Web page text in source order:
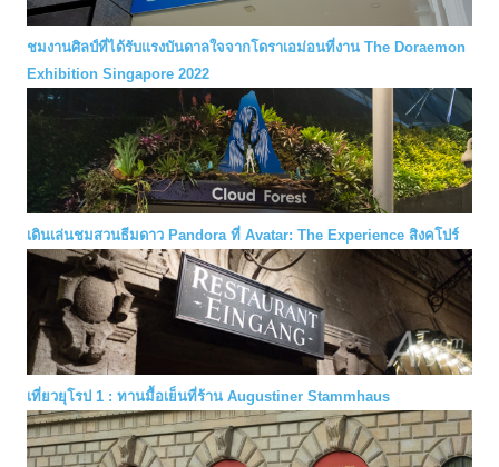
ชมงานศิลป์ที่ได้รับแรงบันดาลใจจากโดราเอม่อนที่งาน The Doraemon
Exhibition Singapore 2022
เดินเล่นชมสวนธีมดาว Pandora ที่ Avatar: The Experience สิงคโปร์
เที่ยวยุโรป 1 : ทานมื้อเย็นที่ร้าน Augustiner Stammhaus